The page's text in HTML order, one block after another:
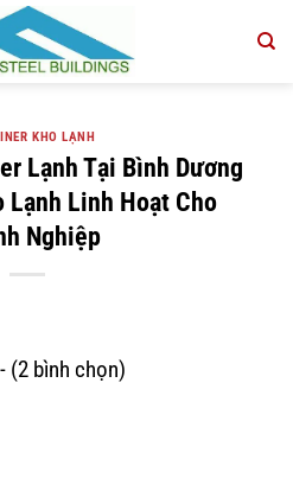
KHO LẠNH
Lạnh Tại Bình Dương
Lạnh Linh Hoạt Cho
Nghiệp
(2 bình chọn)